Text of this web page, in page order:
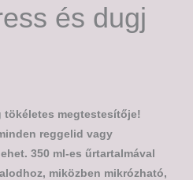
és dugj
tökéletes megtestesítője!
reggelid vagy
350 ml-es űrtartalmával
miközben mikrózható,